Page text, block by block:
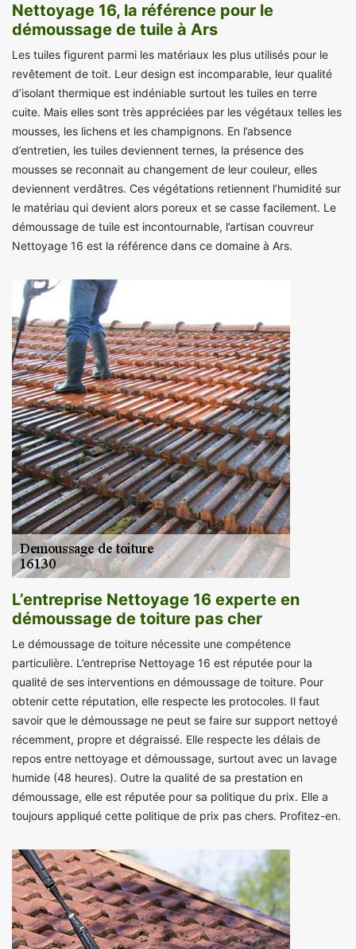
Nettoyage 16, la référence pour le
démoussage de tuile à Ars
Les tuiles figurent parmi les matériaux les plus utilisés pour le
revêtement de toit. Leur design est incomparable, leur qualité
d’isolant thermique est indéniable surtout les tuiles en terre
cuite. Mais elles sont très appréciées par les végétaux telles les
mousses, les lichens et les champignons. En l’absence
d’entretien, les tuiles deviennent ternes, la présence des
mousses se reconnait au changement de leur couleur, elles
deviennent verdâtres. Ces végétations retiennent l’humidité sur
le matériau qui devient alors poreux et se casse facilement. Le
démoussage de tuile est incontournable, l’artisan couvreur
Nettoyage 16 est la référence dans ce domaine à Ars.
L’entreprise Nettoyage 16 experte en
démoussage de toiture pas cher
Le démoussage de toiture nécessite une compétence
particulière. L’entreprise Nettoyage 16 est réputée pour la
qualité de ses interventions en démoussage de toiture. Pour
obtenir cette réputation, elle respecte les protocoles. Il faut
savoir que le démoussage ne peut se faire sur support nettoyé
récemment, propre et dégraissé. Elle respecte les délais de
repos entre nettoyage et démoussage, surtout avec un lavage
humide (48 heures). Outre la qualité de sa prestation en
démoussage, elle est réputée pour sa politique du prix. Elle a
toujours appliqué cette politique de prix pas chers. Profitez-en.